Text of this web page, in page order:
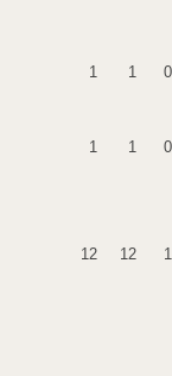
1 1 0
1 1 0
12 12 1